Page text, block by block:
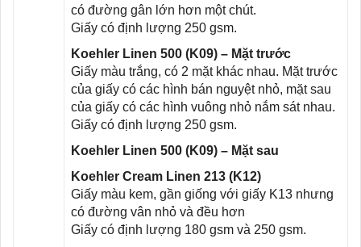
có đường gân lớn hơn một chút.
Giấy có định lượng 250 gsm.
Koehler Linen 500 (K09) – Mặt trước
Giấy màu trắng, có 2 mặt khác nhau. Mặt trước
của giấy có các hình bán nguyệt nhỏ, mặt sau
của giấy có các hình vuông nhỏ nắm sát nhau.
Giấy có định lượng 250 gsm.
Koehler Linen 500 (K09) – Mặt sau
Koehler Cream Linen 213 (K12)
Giấy màu kem, gần giống với giấy K13 nhưng
có đường vân nhỏ và đều hơn
Giấy có định lượng 180 gsm và 250 gsm.